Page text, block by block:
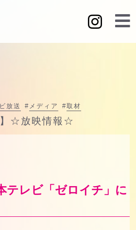
放送 # メディア #取材
】☆放映情報☆
テレビ「ゼロイチ」に